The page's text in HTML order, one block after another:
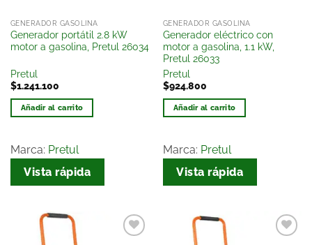
GENERADOR GASOLINA
Generador portátil 2.8 kW
motor a gasolina, Pretul 26034
Pretul
$1.241.100
Añadir al carrito
Marca: Pretul
Vista rápida
GENERADOR GASOLINA
Generador eléctrico con
motor a gasolina, 1.1 kW,
Pretul 26033
Pretul
$924.800
Añadir al carrito
Marca: Pretul
Vista rápida